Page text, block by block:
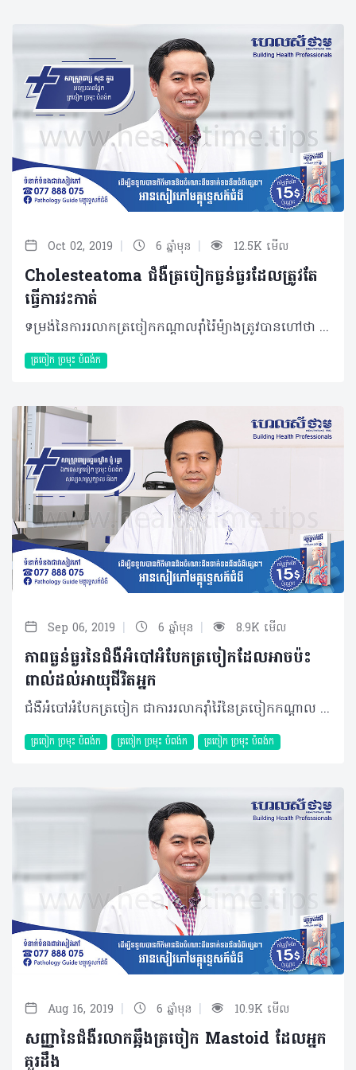
Oct 02, 2019 | 6 ឆ្នាំមុន | 12.5K មើល
Cholesteatoma ជំងឺត្រចៀកធ្ងន់ធ្ងរដែលត្រូវតែ
ធ្វើការវះកាត់
ទម្រង់នៃការរលាកត្រចៀកកណ្តាលរ៉ាំរ៉ៃម៉្យាងត្រូវបានហៅថា Cholesteatoma ត្រចៀក បង្កឡើងពីកោសិកាស្បែកប្រភេទ épithélium pavimenteux ឬ simple squamous epithelium ដែលជ្រៀតចូលទៅក្នុងត្រចៀកកណ្តាល មានដំណើរវិវឌ្ឍយ៉ាងស្ងៀមស្ងាត់ឈានដល់កូនឆ្អឹងតូចៗ (Auditory Ossicle) នៃត្រចៀកកណ្តាល។ Cholesteatoma ត្រចៀកជាបញ្ហាចោទធ្ងន់ធ្ងរបំផុតមួយដែលពិបាកព្យាបាល បើប្រៀបធៀបជាមួយជំងឺកើតលើត្រចៀកផ្សេងទៀត។ បច្ចុប្បន្ន ប្រជាជនកម្ពុជាហាក់មានការប្រឈមច្រើនគួរឲ្យកត់សម្គាល់ ដោយសារពុំមានទម្លាប់ថែរក្សា និងត្រួតពិនិត្យត្រចៀកជាប្រចាំ រហូតទាល់តែមានសញ្ញា ឬឈឺទើបសម្រេចចិត្តមកជួបប្រឹក្សាជាមួយគ្រូពេទ្យ។ ជាក់ស្តែង Cholesteatoma កើតមានជាពិសេសចំពោះបុគ្គលមានបញ្ហារលាកត្រចៀករ៉ាំរ៉ៃ ដែលភាគច្រើននៅចន្លោះអាយុពី៥ឆ្នាំ ទៅ១៥ឆ្នាំ។ មូលហេតុ ការរលាកត្រចៀកកណ្តាលរ៉ាំរ៉ៃដែលជា Cholesteatoma កើតមានឡើងដោយសារមូលហេតុសំខាន់ៗរួមមាន៖ • ជំងឺដក់ទឹកក្នុងត្រចៀកកណ្តាលរ៉ាំរ៉ៃរយៈពេលយូរដែលបង្កឲ្យក្រដាសត្រចៀកកាន់តែស្តើង ប៉ះពាល់ដល់ភាពស្វិតនៃក្រដាសត្រចៀកធ្វើឲ្យក្រដាសត្រចៀកផតចូលក្នុង បន្ទាប់មកស្បែកនៅត្រចៀកខាងក្រៅលូនចូលទៅក្នុងតាមការផតនៃក្រដាសត្រចៀក ប៉ះពាល់ដល់ត្រចៀកកណ្តាល។ • អ្នកជំងឺធ្លាយក្រដាសត្រចៀក មានន័យថាគ្មានរនាំងការពាររយៈពេលយូរ ធ្វើឲ្យស្បែកនៅខាងក្រៅដុះលូនចូលទៅក្នុងត្រចៀកបង្កជា Cholesteatoma។ • មូលហេតុពីកំណើត គឺក្នុងពេលបង្កកំណើតទារកមានដុះនូវកោសិកាស្បែកមួយតូចនៅក្នុងត្រចៀកកណ្តាលតែម្តង ដែលកោសិកានេះលូតលាស់កាន់តែធំតាមវ័យ។ • អ្នកជំងឺមានបញ្ហាហូរសម្បោររ៉ាំរ៉ៃ មានខ្ទុះក្នុងច្រមុះ ឬមានដុះសាច់បំពង់កនៅផ្នែកខាងក្រោយ បង្កឲ្យស្ទះ និងរលាកត្រចៀកកណ្តាលរ៉ាំរ៉ៃ ដោយសារការស្ទះខ្យល់ក្នុងត្រចៀកដែលរ៉ាប់រងដោយ eustachain tube (សរីរាង្គដង្ហើមត្រចៀកមកបំពង់ក)។ • ការធ្លាយក្រដាសត្រចៀក ដោយសារការសម្អាតត្រចៀកខ្លួនឯង និងមិនបានប្រឹក្សាជាមួយគ្រូពេទ្យជំនាញ។ រោគសញ្ញា និងផលវិបាក Cholesteatoma មានដំណើរវិវឌ្ឍយ៉ាងស្ងប់ស្ងាត់ដោយដំបូងពុំធ្វើឲ្យអ្នកជំងឺមានសញ្ញាណាមួយឡើយ ឬមានត្រឹមអាការៈតិចតួចដែលមិនគួរឲ្យចាប់អារម្មណ៍ឬកត់សម្គាល់ឡើយ។ ភាគច្រើន អ្នកជំងឺអាចលេចចេញនូវសញ្ញាសម្គាល់ច្បាស់នៅពេលមានភាពធ្ងន់ធ្ងរទៅហើយរួមមានការឈឺចាប់ក្នុងត្រចៀកមួយចំហៀង ហូរខ្ទុះតាមត្រចៀក ឬហៅថាអំបៅអំបែកដែលមានក្លិនមិនល្អ ថយចុះសមត្ថភាពក្នុងការស្តាប់ឬរហូតបាត់បង់ការស្តាប់ និងវិលមុខ ដែលជាអាការៈបន្ទាប់បន្សំតែងជួបប្រទះ។ បន្ទាប់ពីរោគសញ្ញាកើតមានឡើងយូរខែ ឬយូរឆ្នាំដោយពុំបានទទួលការព្យាបាលត្រឹមត្រូវ នោះអ្នកជំងឺអាចនឹងប្រឈមជាមួយផលវិបាក នៅពេលប៉ះពាល់ដល់សរសៃប្រសាទទី៧ ដែលនាំឲ្យអ្នកជំងឺវៀចមាត់។ ម៉្យាងទៀត បញ្ហានេះអាចបង្កឲ្យរលាកឆ្អឹង mastoid ផ្នែកខាងក្រោយ ដែលបន្តរហូតរលាកត្រចៀកផ្នែកខាងក្នុង ហើយធ្វើឲ្យអ្នកជំងឺថ្លង់។ ប្រសិនបើមានការបង្ករោគដល់ Vestibular អ្នកជំងឺនឹងលេចចេញនូវអាការៈវិលមុខញឹកញាប់។ នៅទីបំផុតមេរោគអាចបង្កឲ្យមានរលាកស្រោមខួរក្បាល ឬរហូត មានខ្យល់ក្នុងខួរក្បាល និងអាប់សែខួរក្បាល ដែលធ្វើឲ្យអ្នកជំងឺស្លាប់បាន។ ការធ្វើរោគវិនិច្ឆ័យ ករណីសង្ស័យ អ្នកជំងឺនឹងតម្រូវឲ្យពិនិត្យដោយឆ្លុះត្រចៀក (Autoscope) ដែលអាចរកឃើញនូវដំបៅនៅផ្នែកខាងលើនៃក្រដាសត្រចៀក និងនៅគែមក្រដាសត្រចៀក ករណីធ្លាយ រួមជាមួយការសម្គាល់ឃើញដុំសៗច្រើន។ បើការពិនិត្យដោយឆ្លុះពុំអាចញែកបានឬរកមិនឃើញនោះអ្នកជំងឺនឹងតម្រូវឲ្យពិនិត្យដោយស៊ីធីស្គែន មើលលើឆ្អឹងត្រចៀក ឬរកមើលទីតាំង Cholesteatoma។ បន្ថែមពីការពិនិត្យទាំង ២ខាងលើ អ្នកជំងឺអាចនឹងត្រូវវាស់កម្រិតនៃការស្តាប់ដោយaudiogram ឬ PTA (Pure Tone audiometry) ព្រោះថាមានតែអ្នកជំងឺ cholesteatoma ប៉ុណ្ណោះដែលប៉ះពាល់ដល់ឆ្អឹងតូចៗនៅត្រចៀកកណ្តាលប្រសិនការស្តាប់ធ្លាក់ចុះខ្លាំង នោះមានន័យថា មានការខូចខាតកូនឆ្អឹង ឬការបញ្ជូនសំឡេងដាច់នៅផ្នែកណាមួយ។ វិធីសាស្ត្រព្យាបាល គួរបញ្ជាក់ថា គ្មានប្រភេទថ្នាំណាមួយដែលអាចព្យាបាល Cholesteatoma បានឡើយក្រៅពីការវះកាត់។ ជាទូទៅ ការវះកាត់នេះ ធ្វើឡើងនៅផ្នែកខាងក្រោយនៃត្រចៀកដើម្បីសម្អាតផ្នែករលាក ឬផ្នែកបង្ករោគ និងឆ្អឹងដែលខូចខាតចេញឲ្យអស់។ ការវះកាត់ Cholesteatoma ត្រចៀក ជាប្រភេទនៃការវះកាត់ពិបាកមួយ ដោយសារសរីរាង្គត្រចៀកមានទំហំតូចដែលមិនអាចមើលឃើញច្បាស់ដោយភ្នែកទទេនិងតម្រូវឲ្យប្រើមីក្រូទស្សន៍ពង្រីកក្នុងការវះកាត់។ ម៉្យាង សរីរាង្គត្រចៀកមានសរសៃច្រើនពិសេសសរសៃប្រសាទទី៧នៅផ្នែកខាងក្រោមបាតត្រចៀកដែលងាយនឹងប៉ះពេលវះកាត់ ក្នុងករណី Cholesteatoma ប៉ះដល់ឆ្អឹងការពារជុំវិញសរសៃប្រសាទនេះ។ វិធីសាស្រ្តការពារ • សម្អាតច្រមុះកុមារជានិច្ច ប្រសិនពួកគេតែងមានអាការៈតឹងច្រមុះ ឬហៀរសម្បោរជាប្រចាំ • ស្វែងរកការប្រឹក្សា និងព្យាបាលប្រសិនមានជំងឺដុះសាច់បំពង់កផ្នែកខាងក្រោយដែលតែងបង្ហាញចេញជាការស្រមុកខ្លាំង។ គួរចៀសវាងការសម្អាតត្រចៀកដោយខ្លួនឯង ដោយហេតុថាវាអាចចម្លងមេរោគផ្សិត ឬបង្កឲ្យធ្លាយក្រដាសត្រចៀក និងត្រូវជួបប្រឹក្សាជាមួយគ្រូពេទ្យឯកទេសឲ្យបានឆាប់បំផុតបើមានសញ្ញានៃបញ្ហាត្រចៀកណាមួយកើតឡើង។ បកស្រាយដោយ៖ សាស្រ្តាចារ្យ សុខ គួង អនុប្រធានផ្នែកត្រចៀក ច្រមុះ បំពង់ក នៃមន្ទីរពេទ្យព្រះអង្គឌួង អត្ថបទ៖ ដកស្រង់ចេញពីទស្សនាវដ្ដី ហេលស៍ថាម ប្រូ លេខ ៨៣ 2019 រក្សាសិទ្ធិគ្រប់យ៉ាង​ដោយ Healthtime Corporation ចំពោះគ្រប់អត្ថបទដោយគ្មានផ្នែកណាមួយត្រូវបោះពុម្ពផ្សាយចូលប្រព័ន្ធអុីនធឺណែតឧបករណ៍អេឡិចត្រូនិកអាត់ជាសំឡេងឬថតចំលងគ្រប់រូបភាពដោយគ្មានការអនុញ្ញាតឡើយ
ត្រចៀក ច្រមុះ បំពង់ក
Sep 06, 2019 | 6 ឆ្នាំមុន | 8.9K មើល
ភាពធ្ងន់ធ្ងរនៃជំងឺអំបៅអំបែកត្រចៀកដែលអាចប៉ះ
ពាល់ដល់អាយុជីវិតអ្នក
ជំងឺអំបៅអំបែកត្រចៀក ជាការរលាករ៉ាំរ៉ៃនៃត្រចៀកកណ្តាល បង្កឡើងដោយសារមេរោគ។ តាមការប៉ាន់ប្រមាណប្រជាជនកម្ពុជាភាគច្រើនបាននិងកំពុងប្រឈមជាមួយបញ្ហានេះ ដែលស្តែងឡើងតាមសណ្ឋាននៃអំបៅអំបែកធម្មតា និងអំបៅអំបែកកម្រិតធ្ងន់ហើយបង្កឲ្យមានគ្រោះថ្នាក់ដោយមិនដឹងខ្លួន។ បុគ្គលប្រឈមខ្ពស់ ភាគច្រើនជំងឺអំបៅអំបែកត្រចៀកកើតមានលើក្មេងតូចៗអាយុក្រោម ៧ឆ្នាំ ដោយសាររន្ធមួយដែលឆ្លងពីត្រចៀកកណ្តាលមកច្រមុះមានប្រវែងខ្លី ធំហើយផ្តេកដែលជាលក្ខខណ្ឌមួយងាយឲ្យមេរោគឆ្លងចូល។ មួយវិញទៀតអំបៅអំបែកនេះ កើតមានក្នុងកម្រិតគួរឲ្យកត់សម្គាល់ចំពោះកុមារដែលរស់នៅក្នុងតំបន់កង្វះអនាម័យ និងកង្វះអាហារូបត្ថម្ភផងដែរ។ មូលហេតុ ការកកើតនៃជំងឺអំបៅអំបែក ទាក់ទងជាពិសេសទៅនឹងការចម្លងរោគនៅសរីរាង្គផ្លូវដង្ហើមផ្នែកខាងលើ។ មានកត្តារួមផ្សំផ្សេងៗទៀតផងដែរដូចជាការកើតជំងឺផ្តាសាយញឹកញាប់ ជំងឺឆ្លងនៃផ្លូវដង្ហើមខាងលើកញ្ជ្រឹល ក្អកមាន់ ការដុះសាច់បំពង់ក សាច់ដុះពីច្រមុះមកក ការរលាកប្រអប់ឆ្អឹងស៊ីនីសសងខាងច្រមុះ អាល្លែកហ្ស៊ីច្រមុះ ការមានដុំសាច់នៅចន្លោះច្រមុះ និងបំពង់ក ការដាក់ ឬប្រើឧបករណ៍ឃាត់ឈាមនៅច្រមុះណែនពេកនាំឲ្យស្ទះរន្ធដល់ត្រចៀកកណ្តាល និងភាពមិនធម្មតានៃច្រមុះ ឬឆែបមាត់។ រោគសញ្ញា សញ្ញាណដំបូង អ្នកជំងឺអំបៅអំបែកអាចមានការឈឺចាប់ ថយចុះសមត្ថភាពក្នុងការស្តាប់ ឬស្តាប់មិនឮតែម្តង ហ៊ឹងត្រចៀក ក្តៅខ្លួន ក្រដាសត្រចៀកឡើងក្រហម ប៉ោងចេញក្រៅ នៅពេលបែក ឬធ្លាយក្រដាសត្រចៀកនោះនឹងមានហូរទឹកចេញពីត្រចៀកមកក្រៅ។ ការធ្វើរោគវិនិច្ឆ័យ អ្នកជំងឺនឹងតម្រូវឲ្យធ្វើការពិនិត្យត្រចៀក សម្អាតត្រចៀកប្រសិនមានហូរទឹកចេញមកក្រៅ បន្ទាប់មកពិនិត្យដោយអង់ដូស្កុប ឬអូតូស្កុប ដាក់ចូលក្នុងត្រចៀក ហើយវានឹងបង្ហាញនូវរូបភាពដូចជាការរហែកក្រដាសត្រចៀករួមជាមួយខ្ទុះនៅជាប់នឹងក្រដាសត្រចៀកដែលរហែកនោះ មានហូរទឹកចេញពីត្រចៀក ហើម ក្រហម និងអាចមើលឃើញដល់ត្រចៀកកណ្តាល។ ការព្យាបាល ជាទូទៅ អ្នកជំងឺនឹងត្រូវព្យាបាលទៅតាមសណ្ឋាននៃអំបៅអំបែក រួមមាន៖ • អំបៅអំបែកធម្មតា ដែលគ្រាន់តែមានការហូរទឹក ការរហែកក្រដាសត្រចៀកដែលមិនប៉ះពាល់ដល់អាយុជីវិត អ្នកជំងឺនឹងត្រូវព្យាបាលដោយការប្រើថ្នាំសម្ងួតទឹកដែលហូរចេញពីត្រចៀក និងបិតក្រដាសត្រចៀករហែកដែលជួយដល់ការស្តាប់ឲ្យបានប្រហែលនឹងត្រចៀកធម្មជាតិរបស់អ្នកជំងឺហើយលែងមានហូរទឹកតទៅទៀត។ • អំបៅអំបែកកម្រិតធ្ងន់ធ្ងរ ដែលអាចប៉ះពាល់ដល់អាយុជីវិត ឬអំបៅអំបែកដែលមាន cholesteatoma អ្នកជំងឺនឹងតម្រូវឲ្យធ្វើការព្យាបាលដោយការវះកាត់ធំ ដើម្បីធ្វើការសម្អាតក្នុងប្រអប់ត្រចៀកកណ្តាល ដោយយកចេញនៃ cholesteatoma ធ្វើការកោសនូវឆ្អឹងពុកៗចេញ និងជួយឲ្យអ្នកជំងឺស្តាប់បានវិញតាមកម្រិតសមស្របមួយ។ ផលវិបាក ការពុំទទួលបានការព្យាបាលត្រឹមត្រូវ ឬយឺតយ៉ាវជំងឺអំបៅអំបែកអាចធ្វើឲ្យប៉ះពាល់ដល់សមត្ថភាពនៃការស្តាប់ ទៅជាស្តាប់មិនឮ មានហៀរទឹកពីក្នុងរន្ធត្រចៀក និងប៉ះពាល់ដល់ទំនាក់ទំនងក្នុងសង្គម។ លក្ខណៈធ្ងន់ធ្ងរផ្សេងទៀត អាចឲ្យអ្នកជំងឺមានការវិវឌ្ឍទៅជា វៀចមាត់ដោយសារមានការបំផ្លាញសរសៃប្រសាទទី៧ ងាយវិលមុខពេលងាកចុះឡើងបន្តិចបន្តួច មេរោគឆ្លងដល់ខួរក្បាល បង្កឲ្យរលាកស្រោមខួរ អាប់សែក្នុងខួរក្បាល និងអាចឲ្យអ្នកជំងឺស្លាប់បាន។ វិធីសាស្ត្របង្ការ ការពារពីមូលហេតុ ដោយត្រូវស្វែងរកការព្យាបាលឲ្យបានទាន់ពេលវេលាប្រសិនមានជំងឺឆ្លងនៅប្រព័ន្ធដង្ហើមផ្នែកខាងលើ ករណីមានដុះសាច់បំពង់កអាចនឹងតម្រូវឲ្យកាត់ចេញ បើមានដុះសាច់នៅតំបន់ចន្លោះច្រមុះ-កចំពោះក្មេង ត្រូវកោសចេញ និងកាត់បន្ថយ ឬទប់ស្កាត់បញ្ហាអាល្លែកហ្ស៊ី។ សម្រាប់អ្នកប្រកបវិជ្ជាជីវសុខាភិបាល ប្រសិនជួបអ្នកជំងឺអំបៅអំបែកសូមប្រញាប់បញ្ជូនមកកាន់ផ្នែកត្រចៀក ច្រមុះ បំពង់ក សល្យសាស្ត្រក្បាល និងកឲ្យបានទាន់ពេលវេលា ព្រោះមួយផ្នែកតូចនៃបញ្ហានេះអាចប៉ះពាល់ដល់ទំនាក់ទំនងក្នុងសង្គម និងអាចបង្កគ្រោះថ្នាក់ដល់អាយុជីវិត។ ចំពោះប្រជាជនគ្រប់រូបបើមានសញ្ញាសង្ស័យណាមួយដូចខាងលើសូមប្រឹក្សាជាមួយគ្រូពេទ្យជាបន្ទាន់ដើម្បីទទួលបានការព្យាបាលសមស្រប និងទាន់ពេលវេលា។ អត្ថបទ៖ ដកស្រង់ចេញពីទស្សនាវដ្តី ហេលស៍ថាម ប្រូ លេខ​ ៨៣ បកស្រាយដោយ៖ សាស្ត្រាចារ្យវេជ្ជបណ្ឌិត ប៉ូ រដ្ឋា ឯកទេសត្រចៀក ច្រមុះ បំពង់ក សល្យសាស្ត្រក្បាល និងក មានតួនាទីជាប្រធានបច្ចេកទេសនៃមន្ទីរពេទ្យព្រះអង្គឌួង និងជាអនុប្រធានមន្ទីរសំរាកព្យាបាលលុច្ស 2019 រក្សាសិទ្ធិគ្រប់យ៉ាង​ដោយ Healthtime Corporation ចំពោះគ្រប់អត្ថបទដោយគ្មានផ្នែកណាមួយត្រូវបោះពុម្ពផ្សាយចូលប្រព័ន្ធអុីនធឺណែតឧបករណ៍អេឡិចត្រូនិកអាត់ជាសំឡេងឬថតចំលងគ្រប់រូបភាពដោយគ្មានការអនុញ្ញាតឡើយ
ត្រចៀក ច្រមុះ បំពង់ក ត្រចៀក ច្រមុះ បំពង់ក ត្រចៀក ច្រមុះ បំពង់ក
Aug 16, 2019 | 6 ឆ្នាំមុន | 10.9K មើល
សញ្ញានៃជំងឺរលាកឆ្អឹងត្រចៀក Mastoid ដែលអ្នក
គួរដឹង